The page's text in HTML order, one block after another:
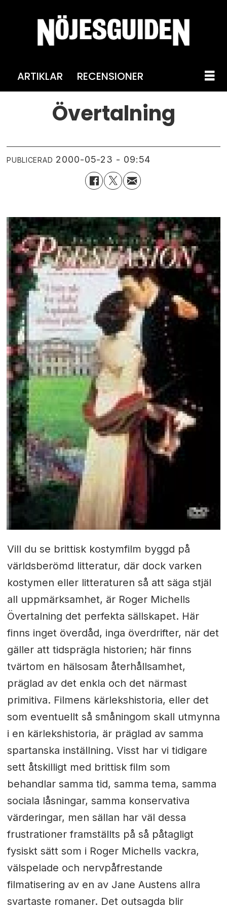
ARTIKLAR RECENSIONER
Övertalning
PUBLICERAD 2000-05-23 - 09:54
Vill du se brittisk kostymfilm byggd på
världsberömd litteratur, där dock varken
kostymen eller litteraturen så att säga stjäl
all uppmärksamhet, är Roger Michells
Övertalning det perfekta sällskapet. Här
finns inget överdåd, inga överdrifter, när det
gäller att tidsprägla historien; här finns
tvärtom en hälsosam återhållsamhet,
präglad av det enkla och det närmast
primitiva. Filmens kärlekshistoria, eller det
som eventuellt så småningom skall utmynna
i en kärlekshistoria, är präglad av samma
spartanska inställning. Visst har vi tidigare
sett åtskilligt med brittisk film som
behandlar samma tid, samma tema, samma
sociala låsningar, samma konservativa
värderingar, men sällan har väl dessa
frustrationer framställts på så påtagligt
fysiskt sätt som i Roger Michells vackra,
välspelade och nervpåfrestande
filmatisering av en av Jane Austens allra
svartaste romaner. Det outsagda blir